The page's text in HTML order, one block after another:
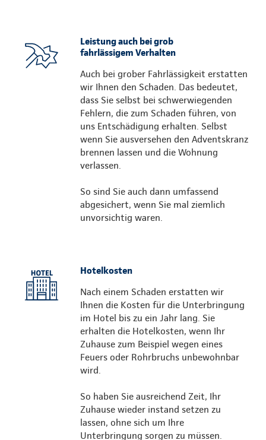
Leistung auch bei grob
fahrlässigem Verhalten
Auch bei grober Fahrlässigkeit erstatten
wir Ihnen den Schaden. Das bedeutet,
dass Sie selbst bei schwerwiegenden
Fehlern, die zum Schaden führen, von
uns Entschädigung erhalten. Selbst
wenn Sie ausversehen den Adventskranz
brennen lassen und die Wohnung
verlassen.
So sind Sie auch dann umfassend
abgesichert, wenn Sie mal ziemlich
unvorsichtig waren.
Hotelkosten
Nach einem Schaden erstatten wir
Ihnen die Kosten für die Unterbringung
im Hotel bis zu ein Jahr lang. Sie
erhalten die Hotelkosten, wenn Ihr
Zuhause zum Beispiel wegen eines
Feuers oder Rohrbruchs unbewohnbar
wird.
So haben Sie ausreichend Zeit, Ihr
Zuhause wieder instand setzen zu
lassen, ohne sich um Ihre
Unterbringung sorgen zu müssen.